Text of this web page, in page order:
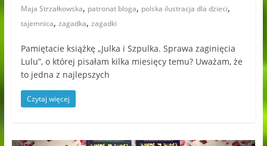
Maja Strzałkowska, patronat bloga, polska ilustracja dla dzieci,
tajemnica, zagadka, zagadki
Pamiętacie książkę „Julka i Szpulka. Sprawa zaginięcia
Lulu”, o której pisałam kilka miesięcy temu? Uważam, że
to jedna z najlepszych
Czytaj więcej